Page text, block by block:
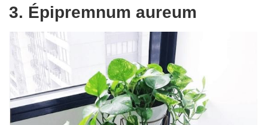
3. Épipremnum aureum